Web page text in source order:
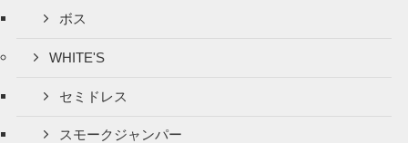
ボス
WHITE'S
セミドレス
スモークジャンパー